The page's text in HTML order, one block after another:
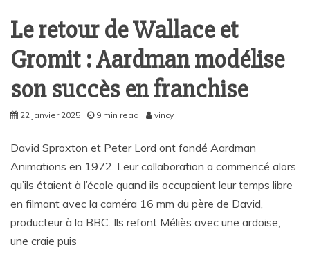
Le retour de Wallace et
Gromit : Aardman modélise
son succès en franchise
22 janvier 2025 9 min read vincy
David Sproxton et Peter Lord ont fondé Aardman
Animations en 1972. Leur collaboration a commencé alors
qu’ils étaient à l’école quand ils occupaient leur temps libre
en filmant avec la caméra 16 mm du père de David,
producteur à la BBC. Ils refont Méliès avec une ardoise,
une craie puis